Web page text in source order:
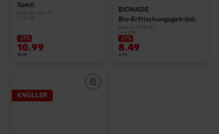
Spezi
je Ka. 20 x 0,5-l-Fl.
(1 l = 1.10)
-31%
10.99
15.99
BIONADE
Bio-Erfrischungsgetränk
je Ka. 12 x 0,33-l-Fl.
(1 l = 2.15)
-27%
8.49
11.79
KNÜLLER